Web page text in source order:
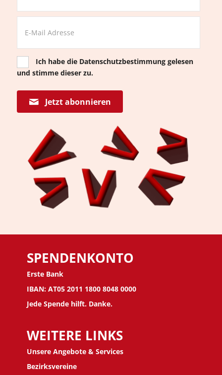
Ich habe die Datenschutzbestimmung gelesen
und stimme dieser zu.
Jetzt abonnieren
SPENDENKONTO
Erste Bank
IBAN: AT05 2011 1800 8048 0000
Jede Spende hilft. Danke.
WEITERE LINKS
Unsere Angebote & Services
Bezirksvereine